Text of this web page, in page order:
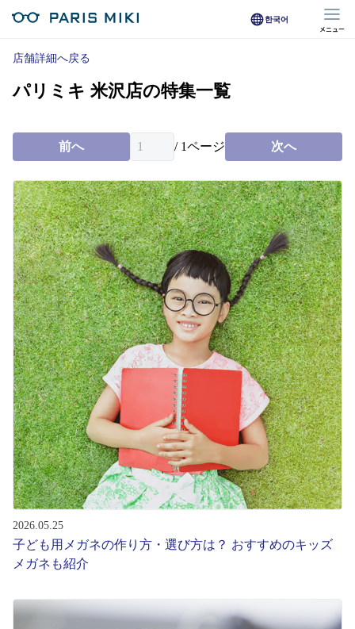
한국어
メニュー
マイページ
Opera Club会員
オンラインショップ会員
店舗を探す
店舗検索/来店予約
商品を探す
メガネ
レンズ
サングラス
補聴器
コンタクトレンズ
店舗詳細へ戻る
パリミキ 米沢店の特集一覧
前へ / 1ページ 次へ
2026.05.25
子ども用メガネの作り方・選び方は？ おすすめのキッズ
メガネも紹介